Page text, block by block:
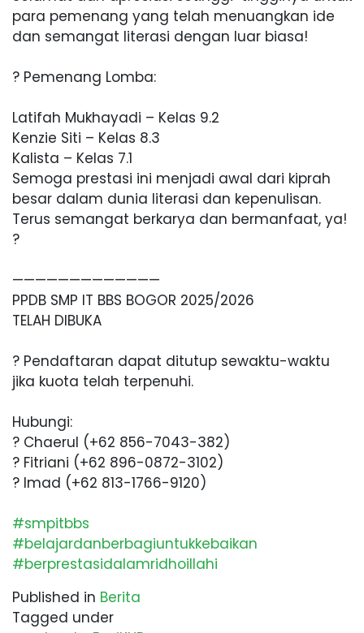
para pemenang yang telah menuangkan ide
dan semangat literasi dengan luar biasa!
? Pemenang Lomba:
Latifah Mukhayadi – Kelas 9.2
Kenzie Siti – Kelas 8.3
Kalista – Kelas 7.1
Semoga prestasi ini menjadi awal dari kiprah
besar dalam dunia literasi dan kepenulisan.
Terus semangat berkarya dan bermanfaat, ya!
?
—————————————
PPDB SMP IT BBS BOGOR 2025/2026
TELAH DIBUKA
? Pendaftaran dapat ditutup sewaktu-waktu
jika kuota telah terpenuhi.
Hubungi:
? Chaerul (+62 856-7043-382)
? Fitriani (+62 896-0872-3102)
? Imad (+62 813-1766-9120)
#smpitbbs
#belajardanberbagiuntukkebaikan
#berprestasidalamridhoillahi
Published in Berita
Tagged under